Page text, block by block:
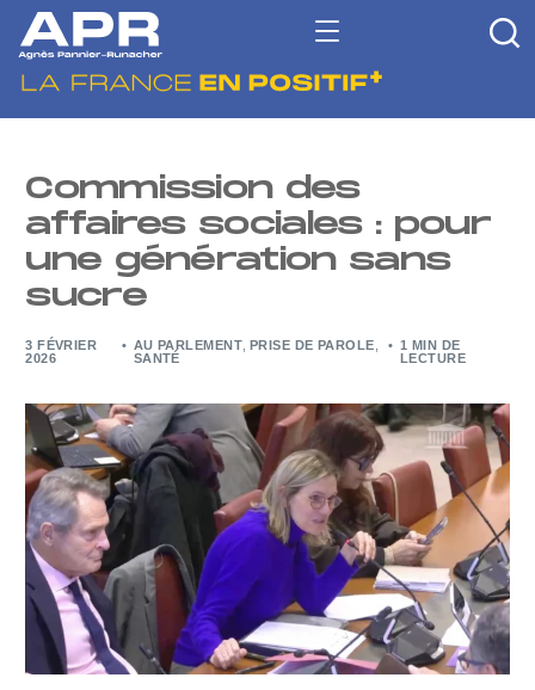
Commission des
affaires sociales : pour
une génération sans
sucre
3 FÉVRIER
2026
AU PARLEMENT, PRISE DE PAROLE
SANTÉ
1 MIN DE
LECTURE